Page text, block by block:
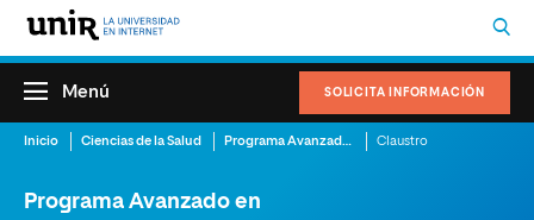
SOLICITA INFORMACIÓN
Menú
Inicio Ciencias de la Salud Programa Avanzado en Inteligencia Emocional Claustro
Programa Avanzado en